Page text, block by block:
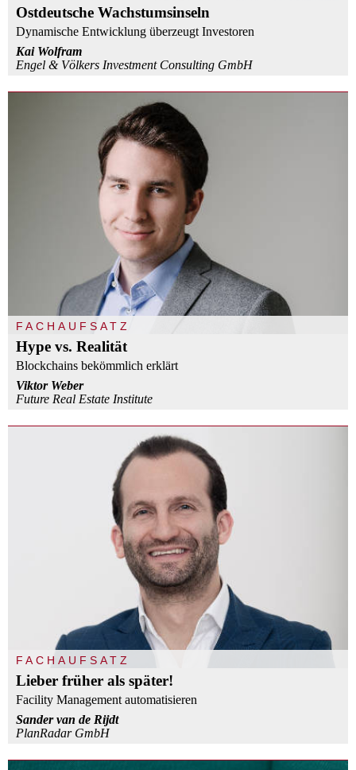
Ostdeutsche Wachstumsinseln
Dynamische Entwicklung überzeugt Investoren
Kai Wolfram
Engel & Völkers Investment Consulting GmbH
FACHAUFSATZ
Hype vs. Realität
Blockchains bekömmlich erklärt
Viktor Weber
Future Real Estate Institute
FACHAUFSATZ
Lieber früher als später!
Facility Management automatisieren
Sander van de Rijdt
PlanRadar GmbH